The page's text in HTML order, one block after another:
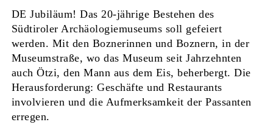
DE Jubiläum! Das 20-jährige Bestehen des
Südtiroler Archäologiemuseums soll gefeiert
werden. Mit den Boznerinnen und Boznern, in der
Museumstraße, wo das Museum seit Jahrzehnten
auch Ötzi, den Mann aus dem Eis, beherbergt. Die
Herausforderung: Geschäfte und Restaurants
involvieren und die Aufmerksamkeit der Passanten
erregen.